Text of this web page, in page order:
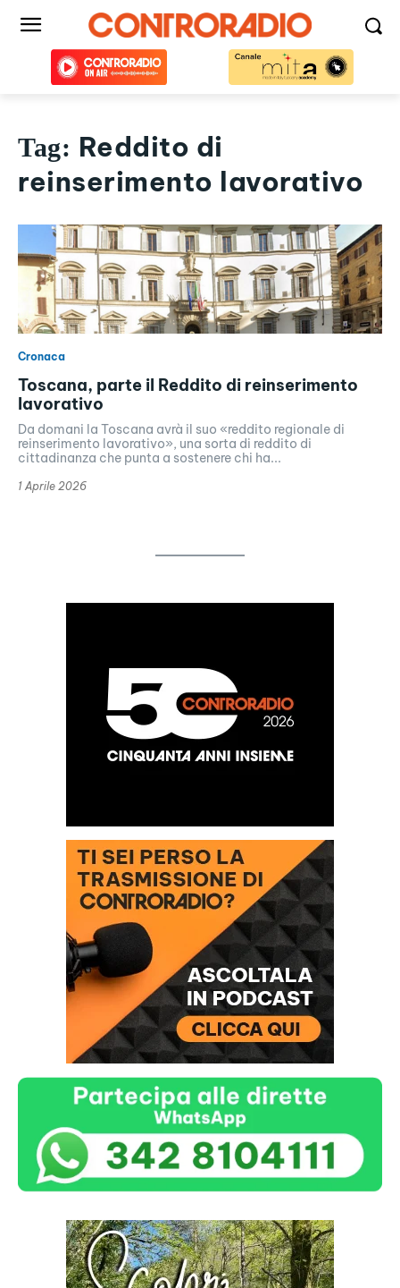
Tag: Reddito di
reinserimento lavorativo
Cronaca
Toscana, parte il Reddito di reinserimento
lavorativo
Da domani la Toscana avrà il suo «reddito regionale di
reinserimento lavorativo», una sorta di reddito di
cittadinanza che punta a sostenere chi ha...
1 Aprile 2026